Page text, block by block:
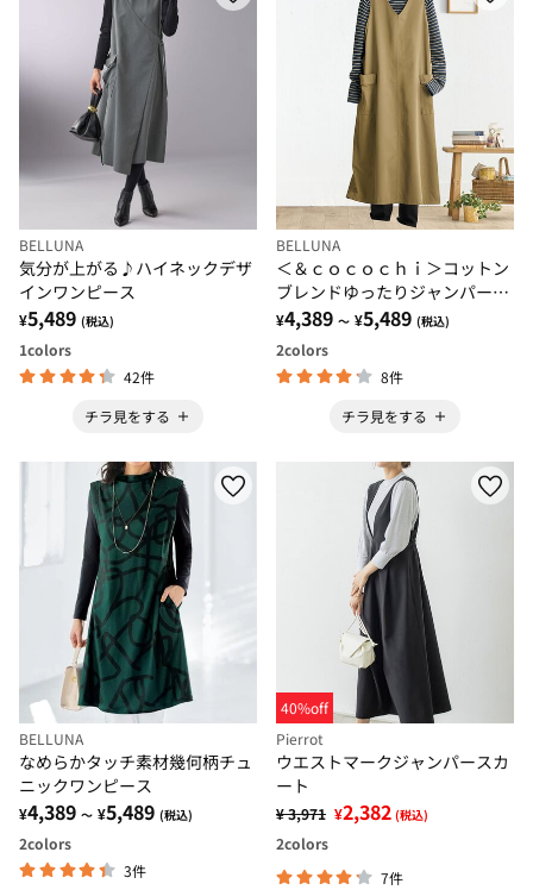
BELLUNA
気分が上がる♪ハイネックデザ
インワンピース
¥5,489 (税込)
1colors
42件
チラ見をする
BELLUNA
＜＆ｃｏｃｏｃｈｉ＞コットン
ブレンドゆったりジャンパース
カート
¥4,389 ～ ¥5,489 (税込)
2colors
8件
チラ見をする
BELLUNA
なめらかタッチ素材幾何柄チュ
ニックワンピース
¥4,389 ～ ¥5,489 (税込)
2colors
3件
40%off
Pierrot
ウエストマークジャンパースカ
ート
¥ 3,971 ¥2,382 (税込)
2colors
7件